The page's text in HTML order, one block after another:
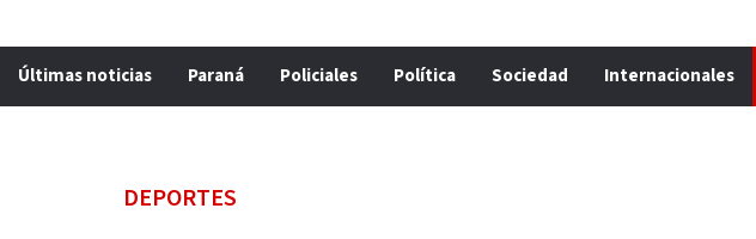
Últimas noticias Paraná Policiales Política Sociedad Internacionales
DEPORTES